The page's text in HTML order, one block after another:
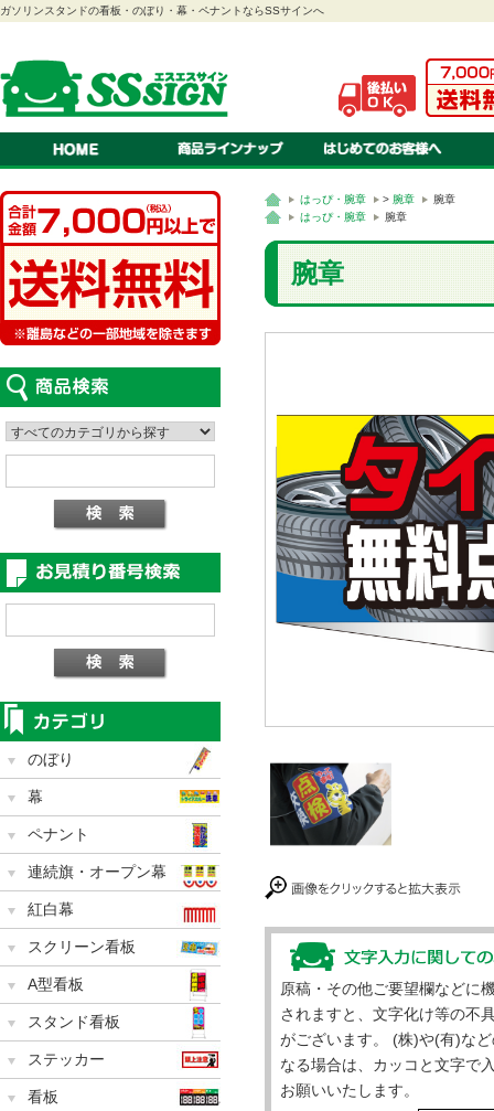
ガソリンスタンドの看板・のぼり・幕・ペナントならSSサインへ
のぼり
幕
ペナント
連続旗・オープン幕
紅白幕
スクリーン看板
A型看板
スタンド看板
ステッカー
看板
吸盤付きカードケース
LEDパネル
ロールスクリーン
車検証ホルダー
はっぴ・腕章
テント
カタログスタンド
て
オリジナル 注文のながれ
オリジナル 書体・色見本
オリジナル 対応ソフト
オリジナル 入稿の方法・種
はっぴ・腕章 > 腕章
腕章
はっぴ・腕章
腕章
腕章
原稿・その他ご要望欄などに
されますと、文字化け等の不
がございます。 (株)や(有)な
なる場合は、カッコと文字で
お願いいたします。
のぼり
幕
ペナント
連続旗・オープン幕
紅白幕
スクリーン看板
A型看板
スタンド看板
ステッカー
看板